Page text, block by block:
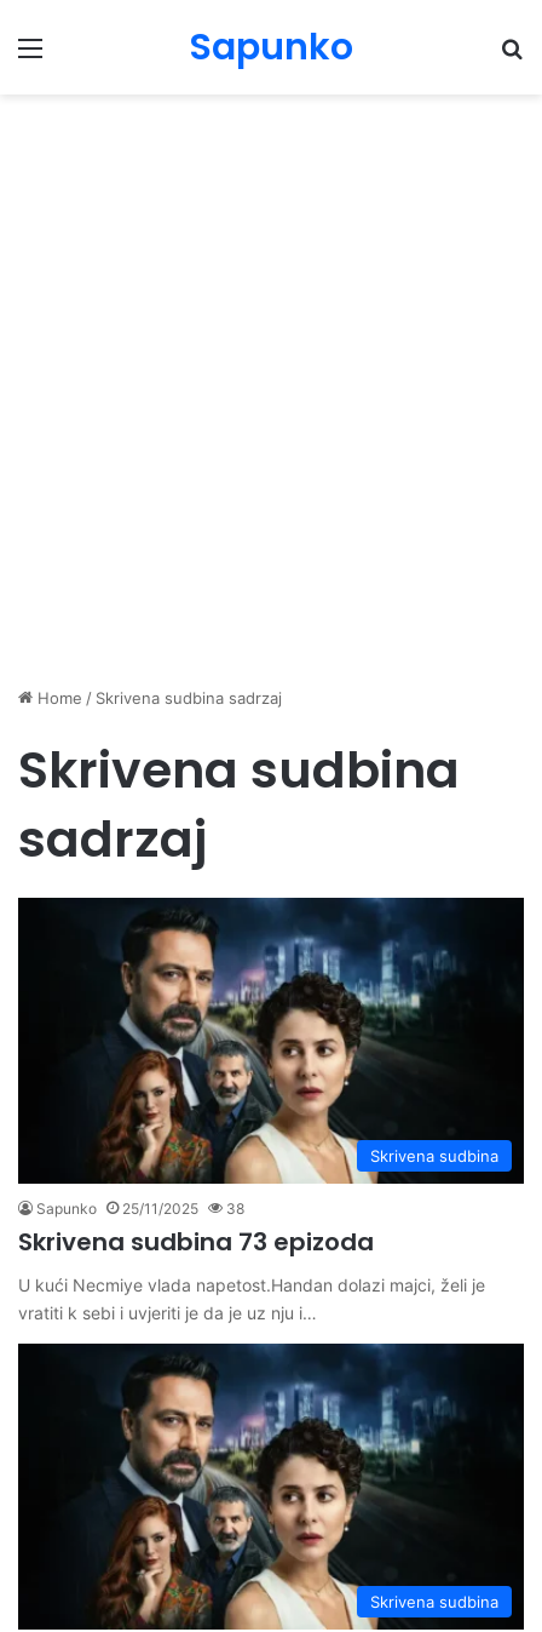
Menu Sapunko
Home / Skrivena sudbina sadrzaj
Skrivena sudbina
sadrzaj
Skrivena sudbina
Sapunko 25/11/2025 38
Skrivena sudbina 73 epizoda
U kući Necmiye vlada napetost.Handan dolazi majci, želi je
vratiti k sebi i uvjeriti je da je uz nju i…
Skrivena sudbina